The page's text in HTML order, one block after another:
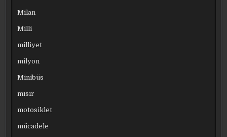
Milan
Milli
milliyet
milyon
Minibüs
mısır
motosiklet
mücadele